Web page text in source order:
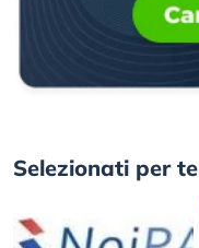
Selezionati per te